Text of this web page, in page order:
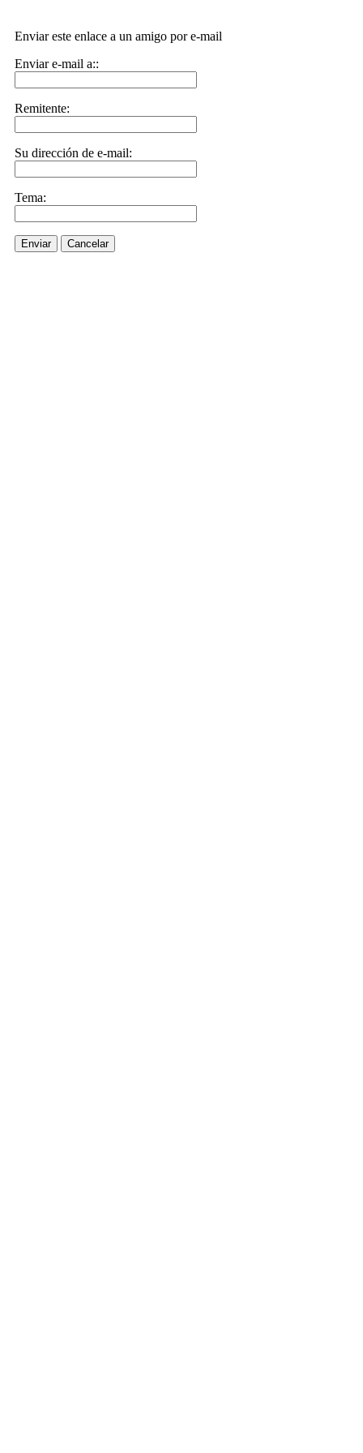
Enviar este enlace a un amigo por e-mail
Enviar e-mail a::
Remitente:
Su dirección de e-mail:
Tema:
Enviar Cancelar